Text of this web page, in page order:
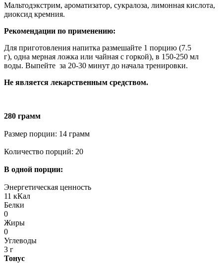
Мальтодэкстрим, ароматизатор, сукралоза, лимонная кислота,
диоксид кремния.
Рекомендации по применению:
Для приготовления напитка размешайте 1 порцию (7.5
г), одна мерная ложка или чайная с горкой), в 150-250 мл
воды. Выпейте за 20-30 минут до начала тренировки.
Не является лекарственным средством.
280 грамм
Размер порции: 14 грамм
Количество порций: 20
В одной порции:
Энергетическая ценность
11 кКал
Белки
0
Жиры
0
Углеводы
3 г
Тонус